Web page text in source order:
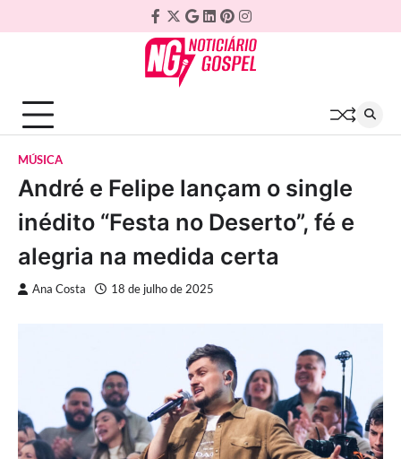
to
Facebook
Twitter
Google
Plus
Linkedin
Pinterest
Instagram
MÚSICA
André e Felipe lançam o single
inédito “Festa no Deserto”, fé e
alegria na medida certa
Ana Costa 18 de julho de 2025